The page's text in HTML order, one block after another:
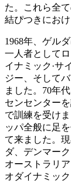
た。これら全
結ぴつきにお
1968年、ゲル
一人者として
イナミック·サ
ジー、そして
ました。70年
センセンター
で訓練を受け
ッパ全般に足
て来ました。
ダ、デンマー
オーストラリ
オダイナミッ